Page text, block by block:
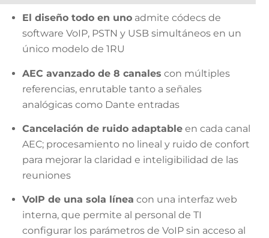
El diseño todo en uno admite códecs de
software VoIP, PSTN y USB simultáneos en un
único modelo de 1RU
AEC avanzado de 8 canales con múltiples
referencias, enrutable tanto a señales
analógicas como Dante entradas
Cancelación de ruido adaptable en cada canal
AEC; procesamiento no lineal y ruido de confort
para mejorar la claridad e inteligibilidad de las
reuniones
VoIP de una sola línea con una interfaz web
interna, que permite al personal de TI
configurar los parámetros de VoIP sin acceso al